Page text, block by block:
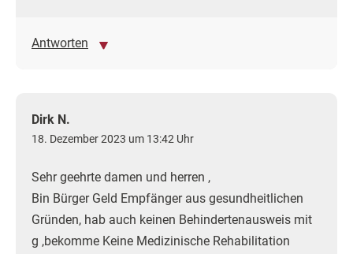
Antworten
Dirk N.
18. Dezember 2023 um 13:42 Uhr
Sehr geehrte damen und herren ,
Bin Bürger Geld Empfänger aus gesundheitlichen
Gründen, hab auch keinen Behindertenausweis mit
g ,bekomme Keine Medizinische Rehabilitation